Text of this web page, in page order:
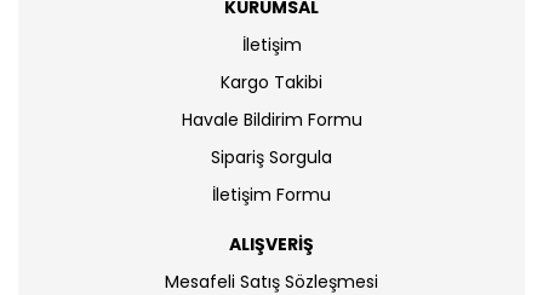
KURUMSAL
İletişim
Kargo Takibi
Havale Bildirim Formu
Sipariş Sorgula
İletişim Formu
ALIŞVERİŞ
Mesafeli Satış Sözleşmesi